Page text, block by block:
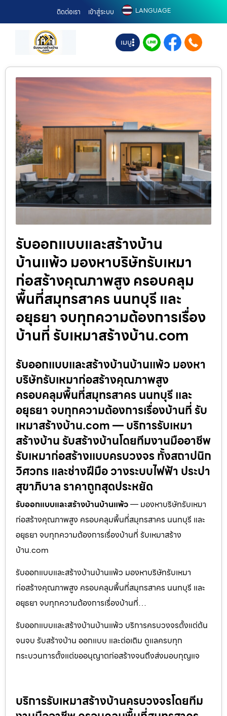
ติดต่อเรา เข้าสู่ระบบ LANGUAGE
เมนู
รับออกแบบและสร้างบ้าน
บ้านแพ้ว มองหาบริษัทรับเหมา
ก่อสร้างคุณภาพสูง ครอบคลุม
พื้นที่สมุทรสาคร นนทบุรี และ
อยุธยา จบทุกความต้องการเรื่อง
บ้านที่ รับเหมาสร้างบ้าน.com
รับออกแบบและสร้างบ้านบ้านแพ้ว มองหา
บริษัทรับเหมาก่อสร้างคุณภาพสูง
ครอบคลุมพื้นที่สมุทรสาคร นนทบุรี และ
อยุธยา จบทุกความต้องการเรื่องบ้านที่ รับ
เหมาสร้างบ้าน.com — บริการรับเหมา
สร้างบ้าน รับสร้างบ้านโดยทีมงานมืออาชีพ
รับเหมาก่อสร้างแบบครบวงจร ทั้งสถาปนิก
วิศวกร และช่างฝีมือ วางระบบไฟฟ้า ประปา
สุขาภิบาล ราคาถูกสุดประหยัด
รับออกแบบและสร้างบ้านบ้านแพ้ว— มองหาบริษัทรับเหมา
ก่อสร้างคุณภาพสูง ครอบคลุมพื้นที่สมุทรสาคร นนทบุรี และ
อยุธยา จบทุกความต้องการเรื่องบ้านที่ รับเหมาสร้าง
บ้าน.com
รับออกแบบและสร้างบ้านบ้านแพ้ว มองหาบริษัทรับเหมา
ก่อสร้างคุณภาพสูง ครอบคลุมพื้นที่สมุทรสาคร นนทบุรี และ
อยุธยา จบทุกความต้องการเรื่องบ้านที่…
รับออกแบบและสร้างบ้านบ้านแพ้ว บริการครบวงจรตั้งแต่ต้น
จนจบ รับสร้างบ้าน ออกแบบ และต่อเติม ดูแลครบทุก
กระบวนการตั้งแต่ขออนุญาตก่อสร้างจนถึงส่งมอบกุญแจ
บริการรับเหมาสร้างบ้านครบวงจรโดยทีม